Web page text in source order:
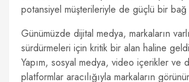
potansiyel müşterileriyle de güçlü bir bağ
Günümüzde dijital medya, markaların
sürdürmeleri için kritik bir alan haline
Yapım, sosyal medya, video içerikler ve
platformlar aracılığıyla markaların